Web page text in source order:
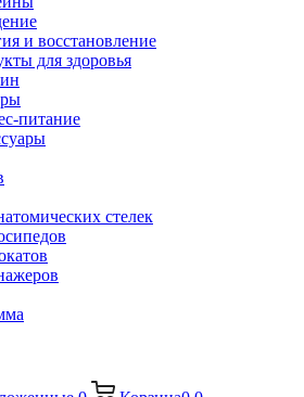
и восстановление
для здоровья
питание
стелек